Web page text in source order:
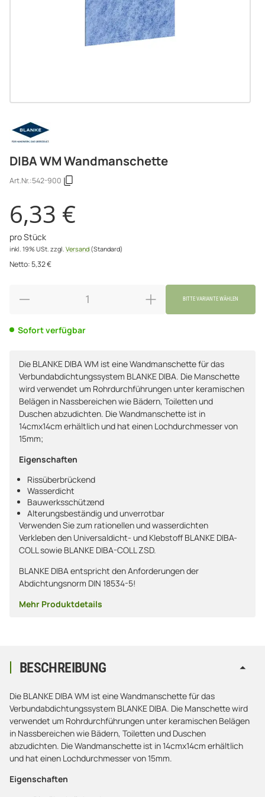
DIBA WM Wandmanschette
Art.Nr.:542-900
6,33 €
pro Stück
inkl. 19% USt. zzgl. Versand (Standard)
Netto:5,32€
BITTE VARIANTE WÄHLEN
Sofort verfügbar
Die BLANKE DIBA WM ist eine Wandmanschette für das
Verbundabdichtungssystem BLANKE DIBA. Die Manschette
wird verwendet um Rohrdurchführungen unter keramischen
Belägen in Nassbereichen wie Bädern, Toiletten und
Duschen abzudichten. Die Wandmanschette ist in
14cmx14cm erhältlich und hat einen Lochdurchmesser von
15mm;
Eigenschaften
Rissüberbrückend
Wasserdicht
Bauwerksschützend
Alterungsbeständig und unverrotbar
Verwenden Sie zum rationellen und wasserdichten
Verkleben den Universaldicht- und Klebstoff BLANKE DIBA-
COLL sowie BLANKE DIBA-COLL ZSD.
BLANKE DIBA entspricht den Anforderungen der
Abdichtungsnorm DIN 18534-5!
Mehr Produktdetails
BESCHREIBUNG
Die BLANKE DIBA WM ist eine Wandmanschette für das
Verbundabdichtungssystem BLANKE DIBA. Die Manschette wird
verwendet um Rohrdurchführungen unter keramischen Belägen
in Nassbereichen wie Bädern, Toiletten und Duschen
abzudichten. Die Wandmanschette ist in 14cmx14cm erhältlich
und hat einen Lochdurchmesser von 15mm.
Eigenschaften